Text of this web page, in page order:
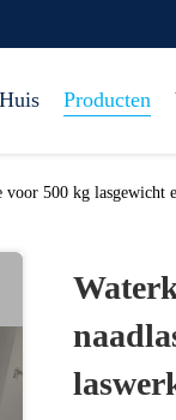
Huis Producten
500 kg lasgewicht